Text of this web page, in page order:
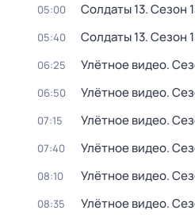
05:00 Солдаты 13. Сезон
05:40 Солдаты 13. Сезон
06:25 Улётное видео.
06:50 Улётное видео.
07:15 Улётное видео.
07:40 Улётное видео.
08:10 Улётное видео.
08:35 Улётное видео.